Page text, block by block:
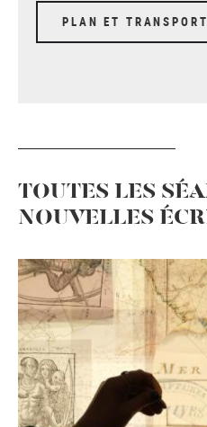
PLAN ET
TOUTES LES
NOUVELLES